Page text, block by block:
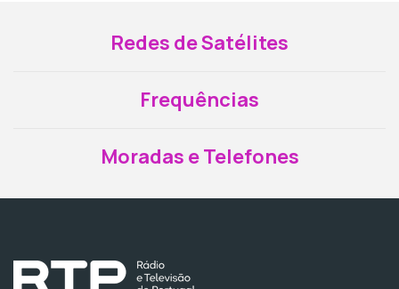
Redes de Satélites
Frequências
Moradas e Telefones